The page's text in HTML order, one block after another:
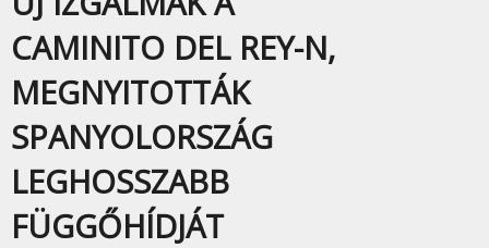
CAMINITO DEL REY-N,
MEGNYITOTTÁK
SPANYOLORSZÁG
LEGHOSSZABB
FÜGGŐHÍDJÁT